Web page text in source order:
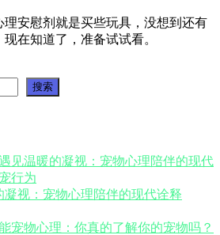
理安慰剂就是买些玩具，没想到还有
在知道了，准备试试看。
搜索
凝视：宠物心理陪伴的现代诠释